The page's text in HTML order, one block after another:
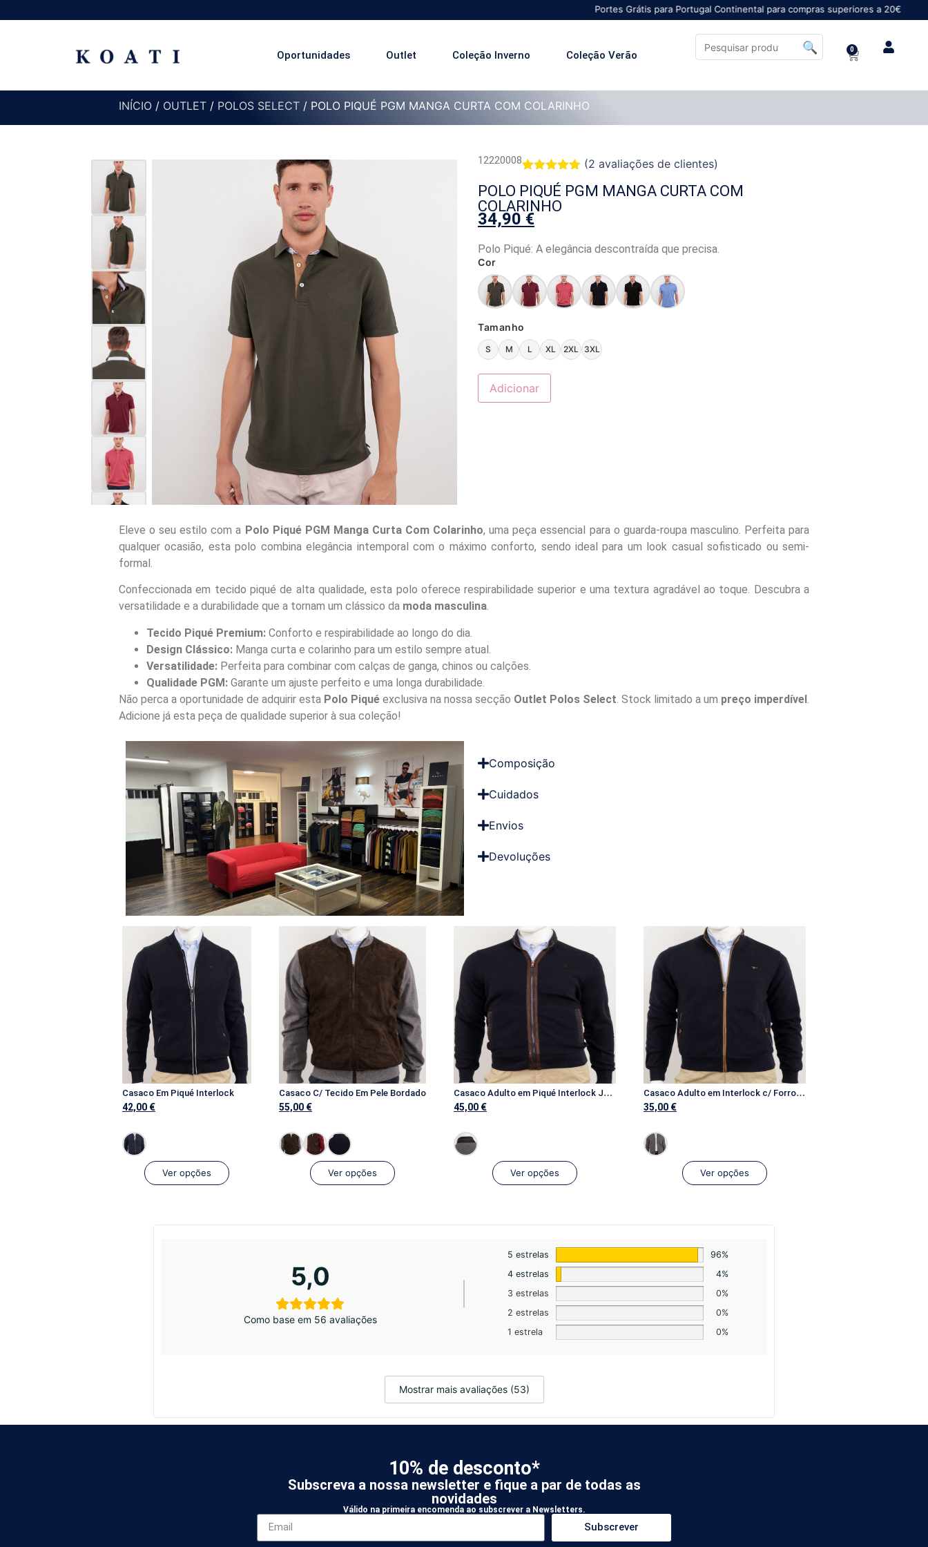
Portes Grátis para Portugal Continental para compras superiores a 20€
Oportunidades Outlet Coleção Inverno Coleção Verão 0
INÍCIO / OUTLET / POLOS SELECT / POLO PIQUÉ PGM MANGA CURTA COM COLARINHO
12220008
Classificado
com 5.00
em 5 com
base em
classificações
(2 avaliações de clientes)
POLO PIQUÉ PGM MANGA CURTA COM
COLARINHO
34,90 €
Polo Piqué: A elegância descontraída que precisa.
Cor
Tamanho
S M L XL 2XL 3XL
Adicionar
Eleve o seu estilo com a Polo Piqué PGM Manga Curta Com Colarinho, uma peça essencial para o guarda-roupa masculino. Perfeita para
qualquer ocasião, esta polo combina elegância intemporal com o máximo conforto, sendo ideal para um look casual sofisticado ou semi-
formal.
Confeccionada em tecido piqué de alta qualidade, esta polo oferece respirabilidade superior e uma textura agradável ao toque. Descubra a
versatilidade e a durabilidade que a tornam um clássico da moda masculina.
Tecido Piqué Premium: Conforto e respirabilidade ao longo do dia.
Design Clássico: Manga curta e colarinho para um estilo sempre atual.
Versatilidade: Perfeita para combinar com calças de ganga, chinos ou calções.
Qualidade PGM: Garante um ajuste perfeito e uma longa durabilidade.
Não perca a oportunidade de adquirir esta Polo Piqué exclusiva na nossa secção Outlet Polos Select . Stock limitado a um preço imperdível
Adicione já esta peça de qualidade superior à sua coleção!
Composição
Cuidados
Envios
Devoluções
Casaco Em Piqué Interlock
42,00 €
Ver opções
Casaco C/ Tecido Em Pele Bordado
55,00 €
Ver opções
C
asaco Adulto em Piqué Interlock Jacquard c/ Aplicação de Tecido
45,00 €
Ver opções
C
asaco Adulto em Interlock c/ Forro em Oxford e Aplicações de Tecido
35,00 €
Ver opções
5,0
Como base em 56 avaliações
5 estrelas
96%
4 estrelas
4%
3 estrelas
0%
2 estrelas
0%
1 estrela
0%
Mostrar mais avaliações (53)
10% de desconto*
Subscreva a nossa newsletter e fique a par de todas as
novidades
Válido na primeira encomenda ao subscrever a Newsletters.
Subscrever